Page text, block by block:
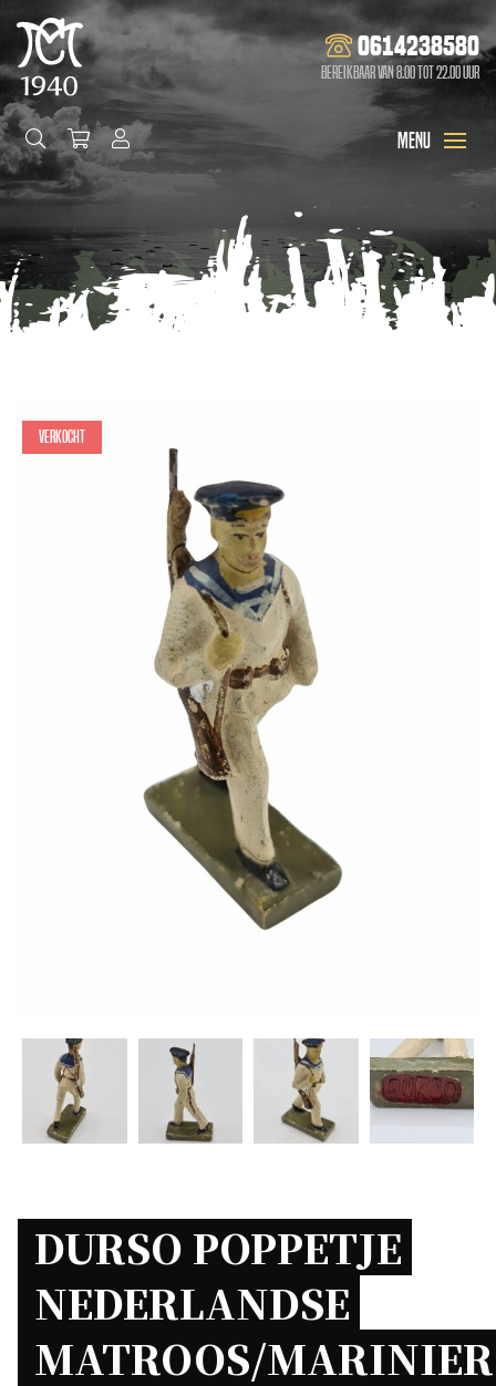
0614238580
Bereikbaar van 8.00 tot 22.00 uur
Verkocht
DURSO POPPETJE
NEDERLANDSE